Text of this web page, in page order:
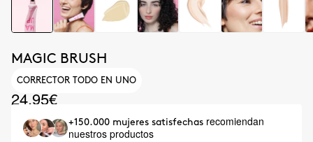
MAGIC BRUSH
CORRECTOR TODO EN UNO
24.95€
+150.000 mujeres satisfechas recomiendan
nuestros productos